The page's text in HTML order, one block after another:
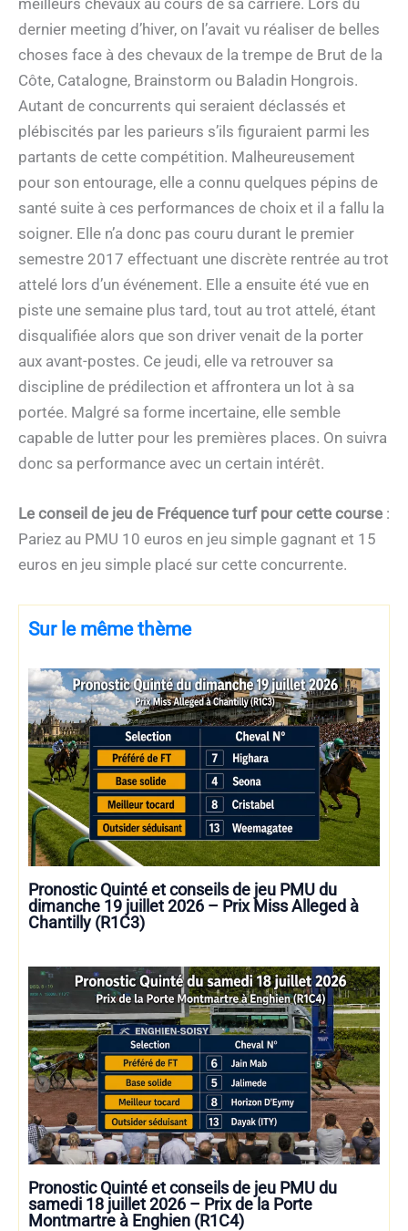
dernier meeting d’hiver, on l’avait vu réaliser de belles
choses face à des chevaux de la trempe de Brut de la
Côte, Catalogne, Brainstorm ou Baladin Hongrois.
Autant de concurrents qui seraient déclassés et
plébiscités par les parieurs s’ils figuraient parmi les
partants de cette compétition. Malheureusement
pour son entourage, elle a connu quelques pépins de
santé suite à ces performances de choix et il a fallu la
soigner. Elle n’a donc pas couru durant le premier
semestre 2017 effectuant une discrète rentrée au trot
attelé lors d’un événement. Elle a ensuite été vue en
piste une semaine plus tard, tout au trot attelé, étant
disqualifiée alors que son driver venait de la porter
aux avant-postes. Ce jeudi, elle va retrouver sa
discipline de prédilection et affrontera un lot à sa
portée. Malgré sa forme incertaine, elle semble
capable de lutter pour les premières places. On suivra
donc sa performance avec un certain intérêt.
Le conseil de jeu de Fréquence turf pour cette course :
Pariez au PMU 10 euros en jeu simple gagnant et 15
euros en jeu simple placé sur cette concurrente.
Sur le même thème
Pronostic Quinté et conseils de jeu PMU du
dimanche 19 juillet 2026 – Prix Miss Alleged à
Chantilly (R1C3)
Pronostic Quinté et conseils de jeu PMU du
samedi 18 juillet 2026 – Prix de la Porte
Montmartre à Enghien (R1C4)